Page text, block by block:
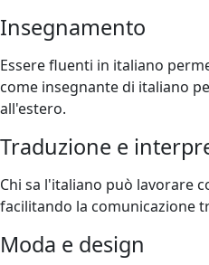
Insegnamento
Essere fluenti in italiano
come insegnante di italiano
all'estero.
Traduzione e
Chi sa l'italiano può lavorare
facilitando la comunicazione
Moda e design